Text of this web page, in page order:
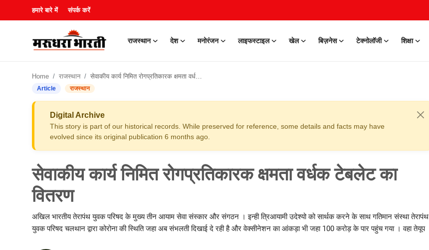
हमारे बारे में संपर्क करें
राजस्थान देश मनोरंजन लाइफस्टाइल खेल बिज़नेस टेक्नोलॉजी शिक्षा
लाइफस्टाइल
Home राजस्थान सेवाकीय कार्य निमित रोगप्रतिकारक क्षमता वर्धक टेबलेट का वितरण
Article राजस्थान
Digital Archive
This story is part of our historical records. While preserved for reference, some details and facts may have
evolved since its original publication 6 months ago.
सेवाकीय कार्य निमित रोगप्रतिकारक क्षमता वर्धक टेबलेट का
वितरण
अखिल भारतीय तेरापंथ युवक परिषद के मुख्य तीन आयाम सेवा संस्कार और संगठन । इन्ही त्रिआयामी उदेश्यो को सार्थक करने के साथ गतिमान संस्था तेरापंथ
युवक परिषद चलथान द्वारा कोरोना की स्थिति जहा अब संभलती दिखाई दे रही है और वेक्सीनेशन का आंकड़ा भी जहा 100 करोड़ के पार पहुंच गया । वहा तेयूप